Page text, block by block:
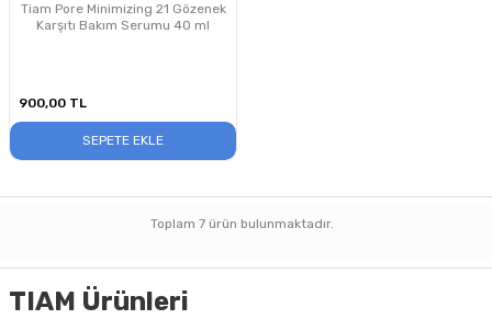
Tiam Pore Minimizing 21 Gözenek
Karşıtı Bakım Serumu 40 ml
900,00 TL
SEPETE EKLE
Toplam 7ürün bulunmaktadır.
TIAM Ürünleri